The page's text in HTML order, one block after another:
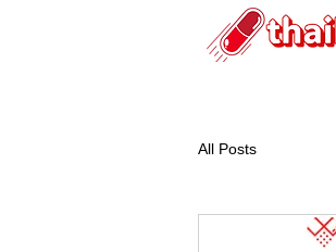
All Posts